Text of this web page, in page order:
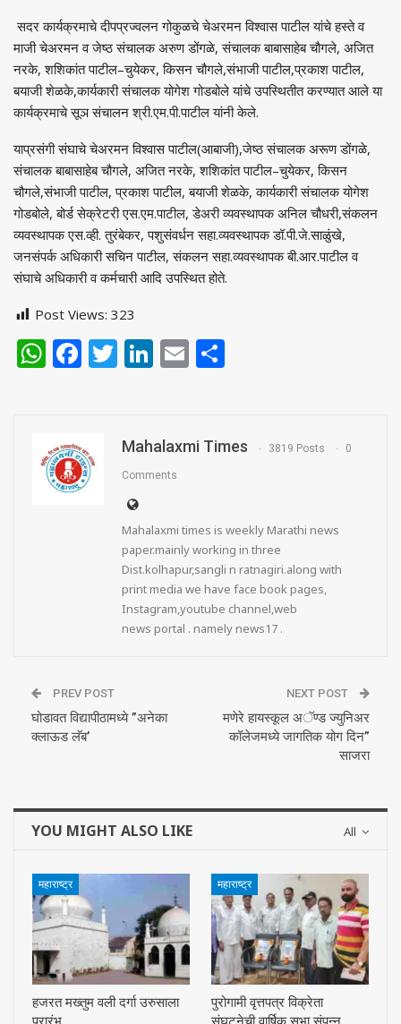
सदर कार्यक्रमाचे दीपप्रज्‍वलन गोकुळचे चेअरमन विश्वास पाटील यांचे हस्‍ते व
माजी चेअरमन व जेष्‍ठ संचालक अरुण डोंगळे, संचालक बाबासाहेब चौगले, अजित
नरके, शशिकांत पाटील–चुयेकर, किसन चौगले,संभाजी पाटील,प्रकाश पाटील,
बयाजी शेळके,कार्यकारी संचालक योगेश गोडबोले यांचे उपस्थितीत करण्‍यात आले या
कार्यक्रमाचे सूञ संचालन श्री.एम.पी.पाटील यांनी केले.
याप्रसंगी संघाचे चेअरमन विश्वास पाटील(आबाजी),जेष्‍ठ संचालक अरूण डोंगळे,
संचालक बाबासाहेब चौगले, अजित नरके, शशिकांत पाटील–चुयेकर, किसन
चौगले,संभाजी पाटील, प्रकाश पाटील, बयाजी शेळके, कार्यकारी संचालक योगेश
गोडबोले, बोर्ड सेक्रेटरी एस.एम.पाटील, डेअरी व्यवस्थापक अनिल चौधरी,संकलन
व्यवस्थापक एस.व्‍ही. तुरंबेकर, पशुसंवर्धन सहा.व्‍यवस्‍थापक डॉ.पी.जे.साळुंखे,
जनसंपर्क अधिकारी सचिन पाटील, संकलन सहा.व्यवस्थापक बी.आर.पाटील व
संघाचे अधिकारी व कर्मचारी आदि उपस्थित होते.
Post Views: 323
WhatsApp
Facebook
Twitter
LinkedIn
Email
Mahalaxmi Times 3819 Posts 0
Comments
Mahalaxmi times is weekly Marathi news
paper.mainly working in three
Dist.kolhapur,sangli n ratnagiri.along with
print media we have face book pages,
Instagram,youtube channel,web
news portal . namely news17 .
PREV POST
घोडावत विद्यापीठामध्ये ”अनेका
क्लाऊड लॅब’
NEXT POST
मणेरे हायस्कूल अॅण्ड ज्युनिअर
कॉलेजमध्ये जागतिक योग दिन”
साजरा
All
YOU MIGHT ALSO LIKE
महाराष्ट्र
हजरत मख्तुम वली दर्गा उरुसाला
महाराष्ट्र
पुरोगामी वृत्तपत्र विक्रेता